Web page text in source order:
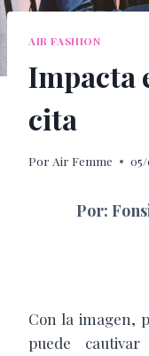
AIR FASHION
Impacta
cita
Por Air Femme
Por:
Con la imagen,
puede